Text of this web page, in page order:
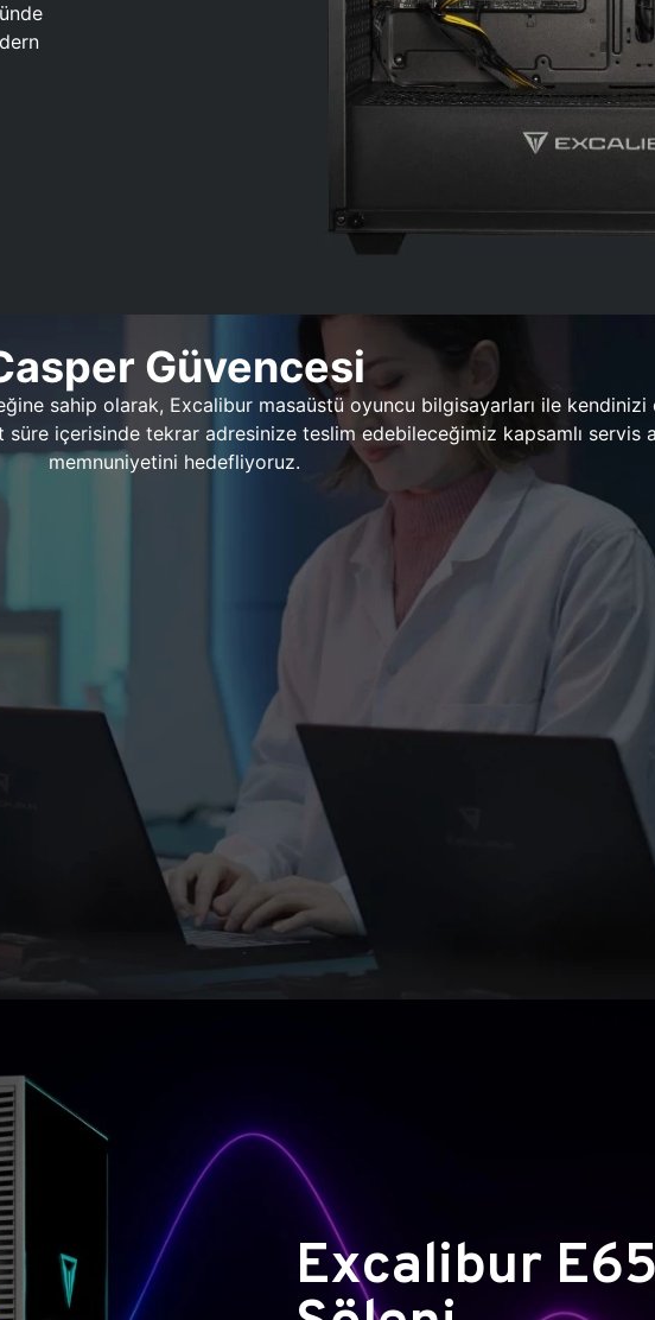
Güvencesi
sahip olarak, Excalibur masaüstü oyuncu bilgisayarları ile
süre içerisinde tekrar adresinize teslim edebileceğimiz kapsamlı servis
memnuniyetini hedefliyoruz.
Excalibur